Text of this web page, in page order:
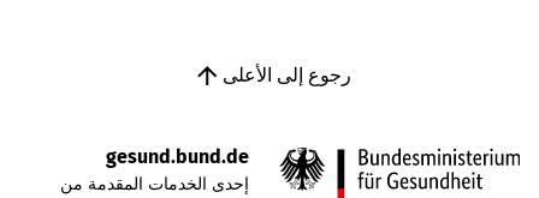
رجوع إلى الأعلى
gesund.bund.de
إحدى الخدمات المقدمة من